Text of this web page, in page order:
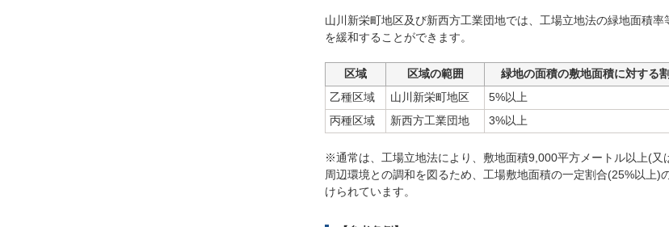
山川新栄町地区及び新西方工業団地では、工場立地法の緑地面積
を緩和することができます。
区域 区域の範囲 緑地の面積の敷地面積に対する
乙種区域
山川新栄町地区 5%以上
丙種区域
新西方工業団地 3%以上
※通常は、工場立地法により、敷地面積9,000平方メートル以上(
周辺環境との調和を図るため、工場敷地面積の一定割合(25%以上
けられています。